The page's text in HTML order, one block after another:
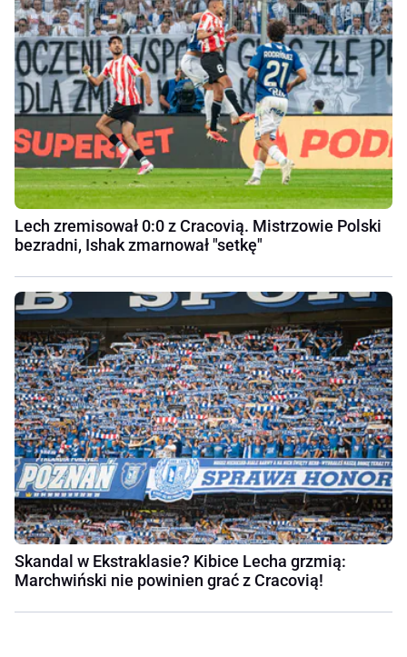
Lech zremisował 0:0 z Cracovią. Mistrzowie Polski
bezradni, Ishak zmarnował "setkę"
Skandal w Ekstraklasie? Kibice Lecha grzmią:
Marchwiński nie powinien grać z Cracovią!